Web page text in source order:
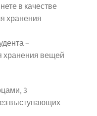
в качестве
хранения
–
хранения вещей
3
выступающих